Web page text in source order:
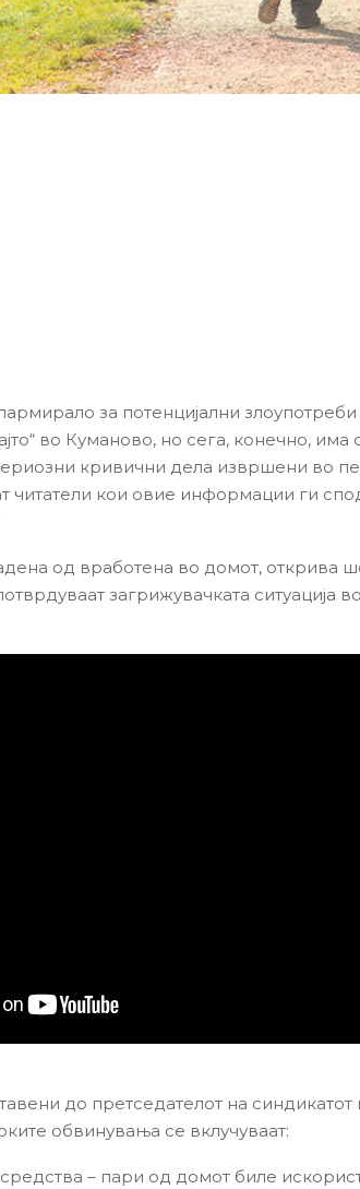
за потенцијални
во Куманово, но сега, конечно, има
сериозни кривични дела извршени во
читатели кои овие информации ги
од вработена во домот, открива
загрижувачката ситуација
до претседателот на
обвинувања се вклучуваат:
– пари од домот биле